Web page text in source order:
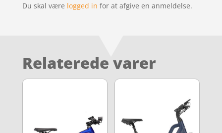
Du skal være logged in for at afgive en anmeldelse.
Relaterede varer